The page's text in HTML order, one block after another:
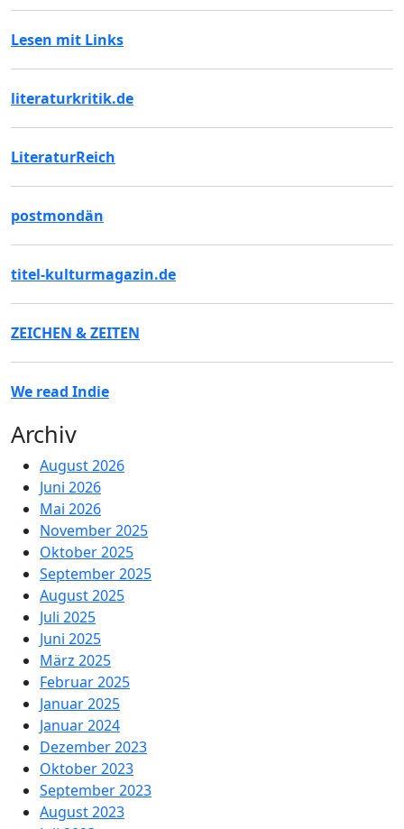
Lesen mit Links
literaturkritik.de
LiteraturReich
postmondän
titel-kulturmagazin.de
ZEICHEN & ZEITEN
We read Indie
Archiv
August 2026
Juni 2026
Mai 2026
November 2025
Oktober 2025
September 2025
August 2025
Juli 2025
Juni 2025
März 2025
Februar 2025
Januar 2025
Januar 2024
Dezember 2023
Oktober 2023
September 2023
August 2023